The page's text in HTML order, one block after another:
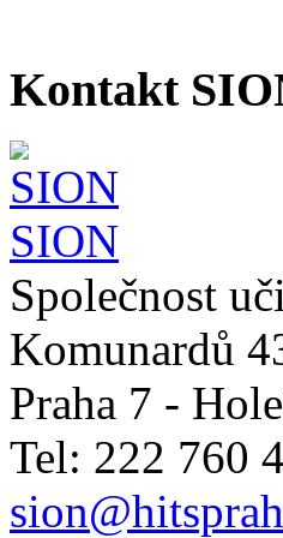
Kontakt
SION
Společnost
Komunardů
Praha 7 -
Tel: 222 760